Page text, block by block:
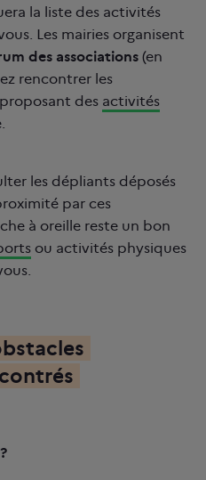
la liste des activités
Les mairies organisent
des associations (en
rencontrer les
des activités
les dépliants déposés
par ces
à oreille reste un bon
ou activités physiques
ntrés